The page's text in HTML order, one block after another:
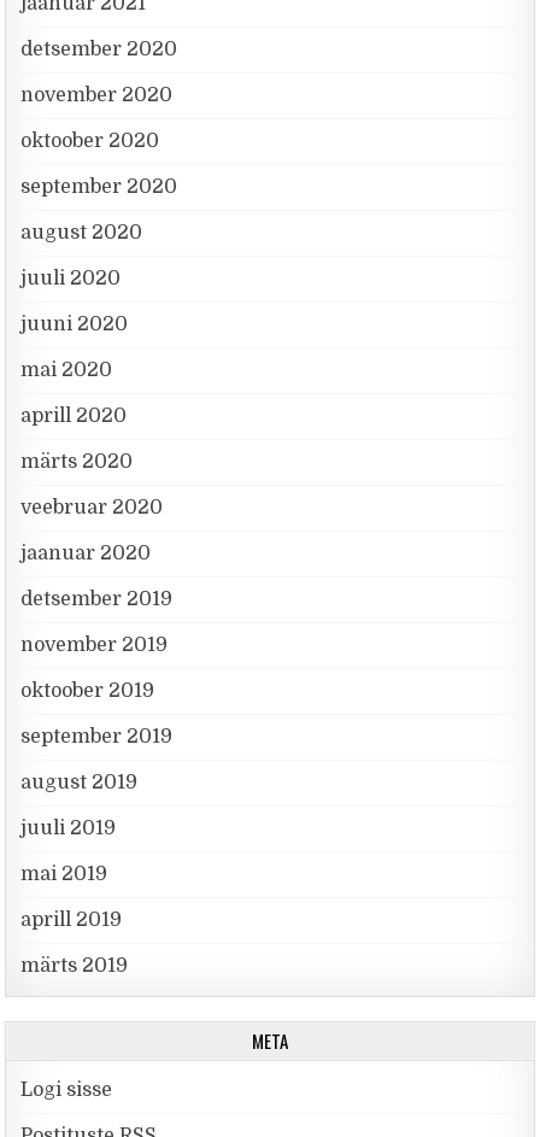
detsember 2020
november 2020
oktoober 2020
september 2020
august 2020
juuli 2020
juuni 2020
mai 2020
aprill 2020
märts 2020
veebruar 2020
jaanuar 2020
detsember 2019
november 2019
oktoober 2019
september 2019
august 2019
juuli 2019
mai 2019
aprill 2019
märts 2019
META
Logi sisse